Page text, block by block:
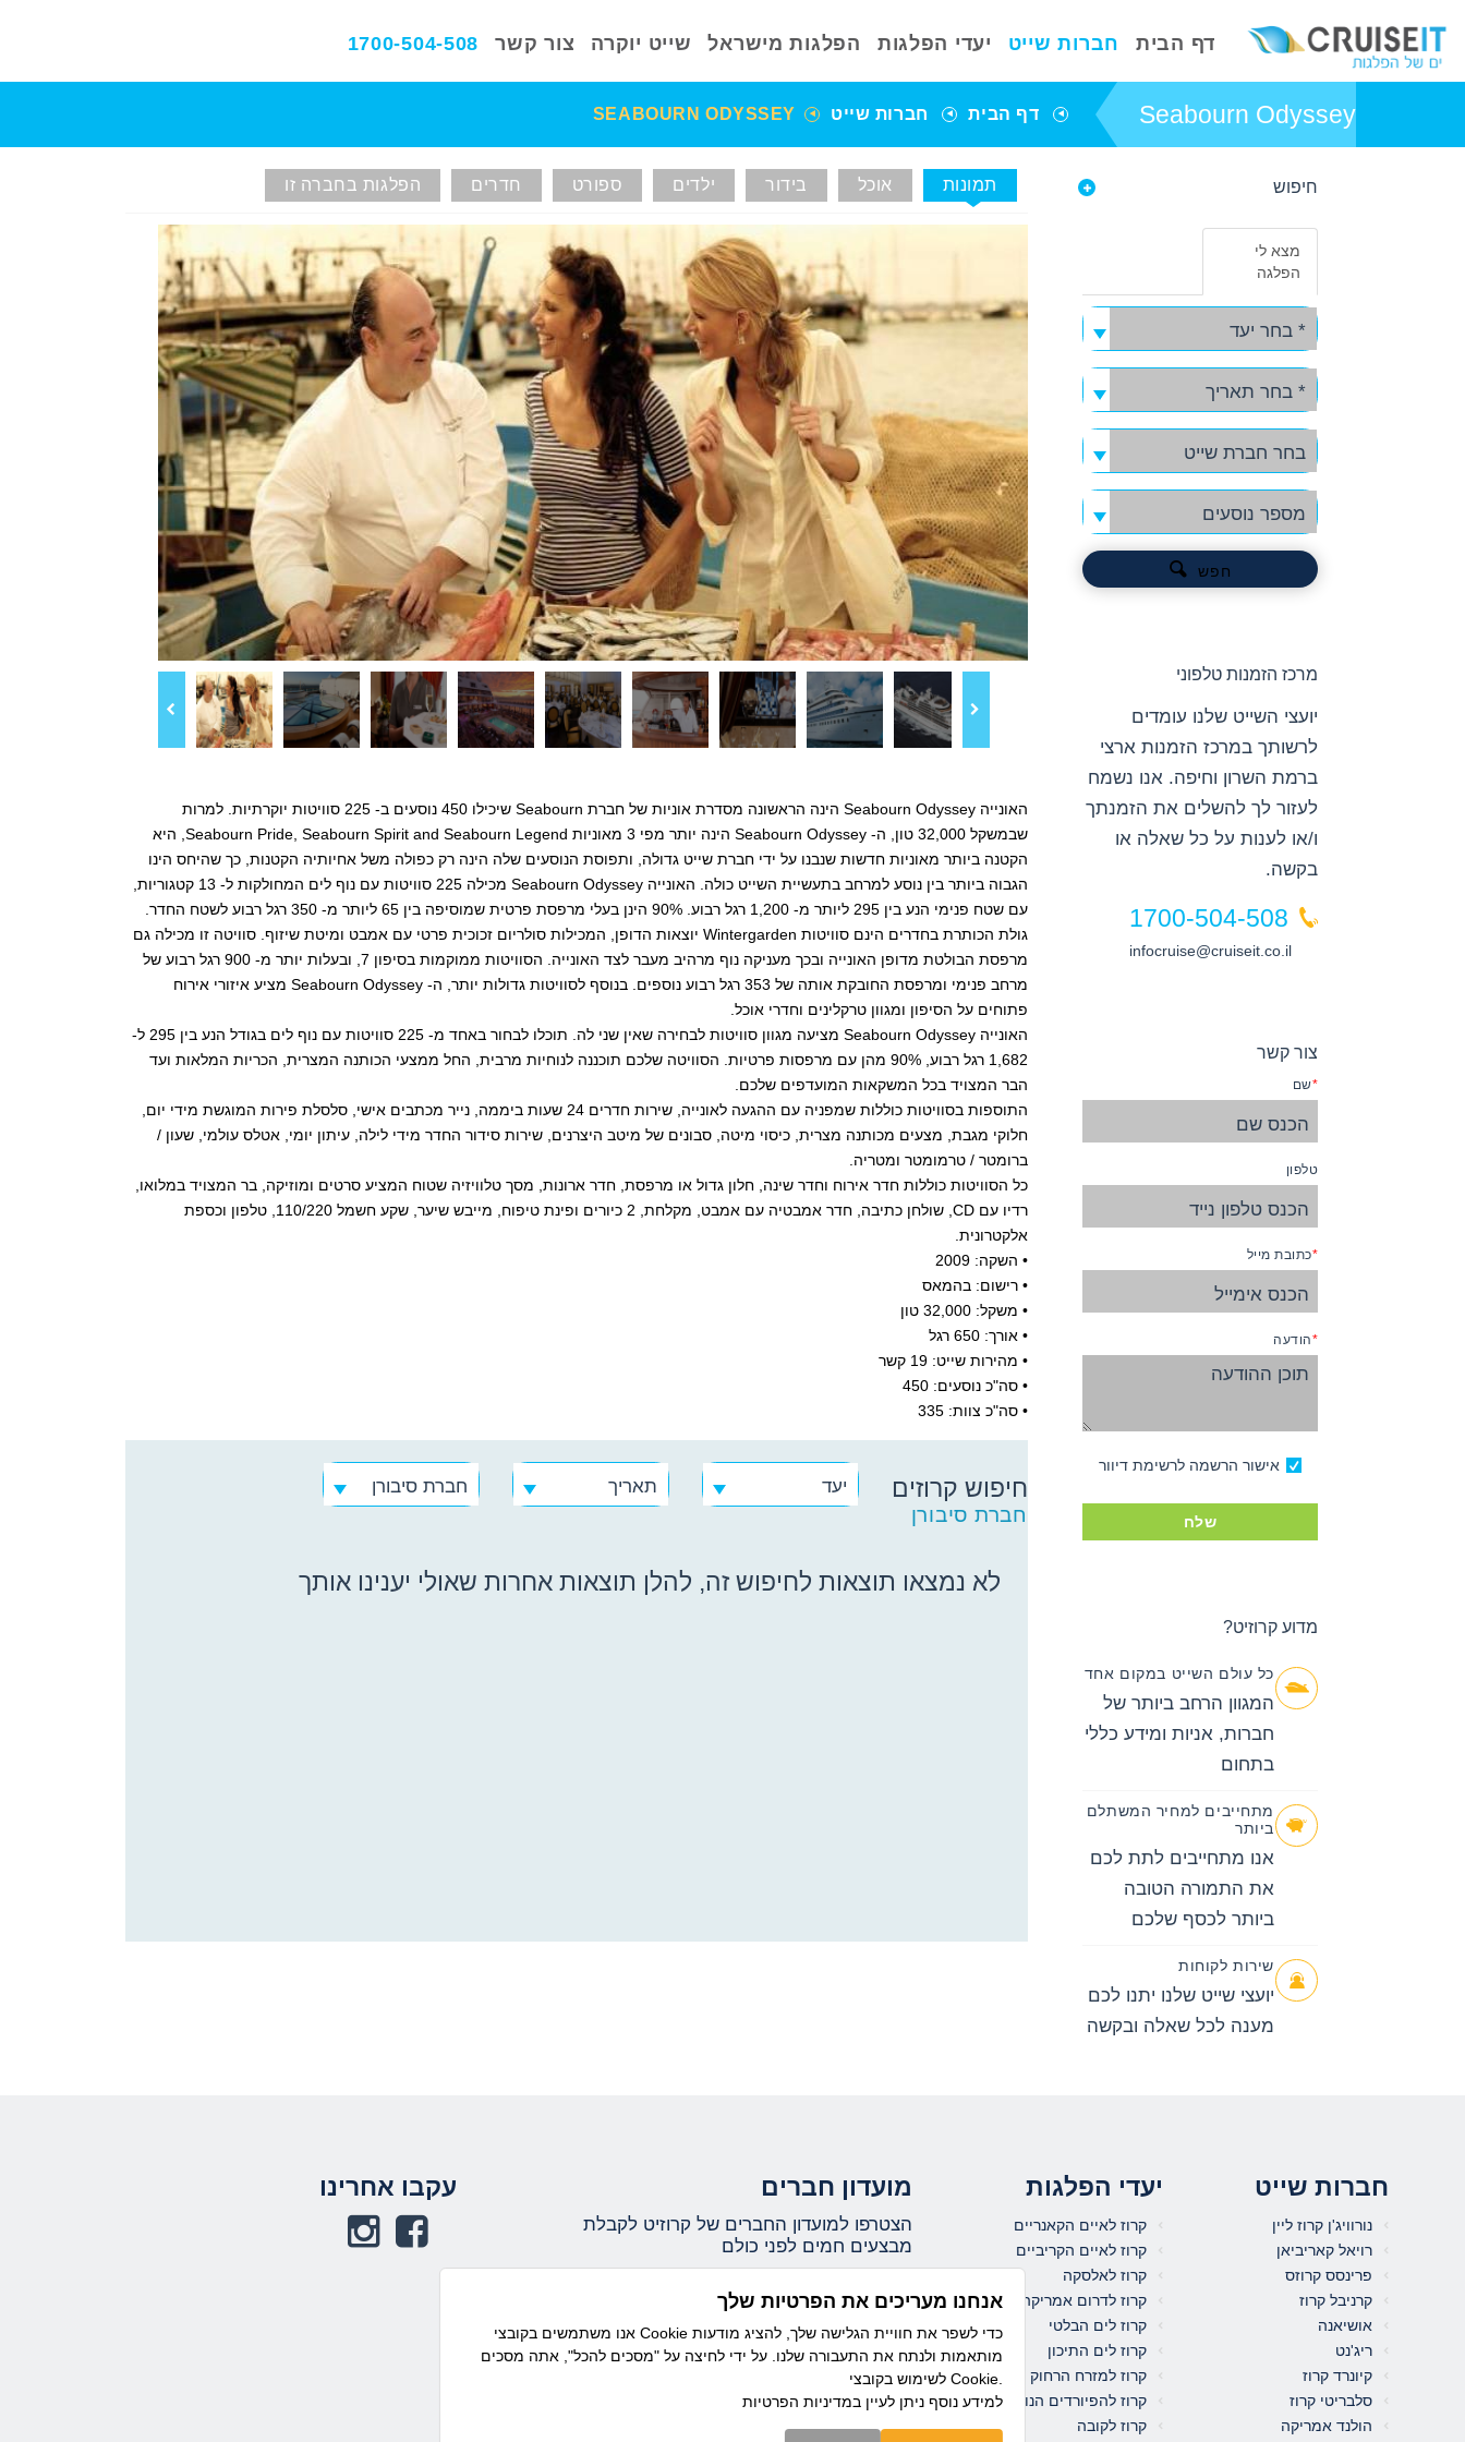
דף הבית חברות שייט יעדי הפלגות הפלגות מישראל שייט יוקרה צור קשר 1700-504-508
Seabourn Odyssey דף הבית חברות שייט SEABOURN ODYSSEY
חיפוש
מצא לי
הפלגה
* בחר יעד
* בחר תאריך
בחר חברת שייט
מספר נוסעים
חפש
מרכז הזמנות טלפוני
יועצי השייט שלנו עומדים
לרשותך במרכז הזמנות ארצי
ברמת השרון וחיפה. אנו נשמח
לעזור לך להשלים את הזמנתך
ו/או לענות על כל שאלה או
בקשה.
1700-504-508
infocruise@cruiseit.co.il
צור קשר
שם
טלפון
כתובת מייל
הודעה
אישור הרשמה לרשימת דיוור
שלח
מדוע קרוזיט?
כל עולם השייט במקום אחד
המגוון הרחב ביותר של
חברות, אניות ומידע כללי
בתחום
מתחייבים למחיר המשתלם
ביותר
אנו מתחייבים לתת לכם
את התמורה הטובה
ביותר לכסף שלכם
שירות לקוחות
יועצי שייט שלנו יתנו לכם
מענה לכל שאלה ובקשה
באפשרותך ללחוץ
תמונות אוכל בידור ילדים ספורט חדרים הפלגות בחברה זו
האונייה Seabourn Odyssey הינה הראשונה מסדרת אוניות של חברת Seabourn שיכילו 450 נוסעים ב- 225 סוויטות יוקרתיות. למרות
שבמשקל 32,000 טון, ה- Seabourn Odyssey הינה יותר מפי 3 מאוניות Seabourn Pride, Seabourn Spirit and Seabourn Legend, היא
הקטנה ביותר מאוניות חדשות שנבנו על ידי חברת שייט גדולה, ותפוסת הנוסעים שלה הינה רק כפולה משל אחיותיה הקטנות, כך שהיחס הינו
הגבוה ביותר בין נוסע למרחב בתעשיית השייט כולה. האונייה Seabourn Odyssey מכילה 225 סוויטות עם נוף לים המחולקות ל- 13 קטגוריות,
עם שטח פנימי הנע בין 295 ליותר מ- 1,200 רגל רבוע. 90% הינן בעלי מרפסת פרטית שמוסיפה בין 65 ליותר מ- 350 רגל רבוע לשטח החדר.
גולת הכותרת בחדרים הינם סוויטות Wintergarden יוצאות הדופן, המכילות סולריום זכוכית פרטי עם אמבט ומיטת שיזוף. סוויטה זו מכילה גם
מרפסת הבולטת מדופן האונייה ובכך מעניקה נוף מרהיב מעבר לצד האונייה. הסוויטות ממוקמות בסיפון 7, ובעלות יותר מ- 900 רגל רבוע של
מרחב פנימי ומרפסת החובקת אותה של 353 רגל רבוע נוספים. בנוסף לסוויטות גדולות יותר, ה- Seabourn Odyssey מציע איזורי אירוח
פתוחים על הסיפון ומגוון טרקלינים וחדרי אוכל.
האונייה Seabourn Odyssey מציעה מגוון סוויטות לבחירה שאין שני לה. תוכלו לבחור באחד מ- 225 סוויטות עם נוף לים בגודל הנע בין 295 ל-
1,682 רגל רבוע, 90% מהן עם מרפסות פרטיות. הסוויטה שלכם תוכננה לנוחיות מרבית, החל ממצעי הכותנה המצרית, הכריות המלאות ועד
הבר המצויד בכל המשקאות המועדפים שלכם.
התוספות בסוויטות כוללות שמפניה עם ההגעה לאונייה, שירות חדרים 24 שעות ביממה, נייר מכתבים אישי, סלסלת פירות המוגשת מידי יום,
חלוקי מגבת, מצעים מכותנה מצרית, כיסוי מיטה, סבונים של מיטב היצרנים, שירות סידור החדר מידי לילה, עיתון יומי, אטלס עולמי, שעון /
ברומטר / טרמומטר ומטריה.
כל הסוויטות כוללות חדר אירוח וחדר שינה, חלון גדול או מרפסת, חדר ארונות, מסך טלוויזיה שטוח המציע סרטים ומוזיקה, בר המצויד במלואו,
רדיו עם CD, שולחן כתיבה, חדר אמבטיה עם אמבט, מקלחת, 2 כיורים ופינת טיפוח, מייבש שיער, שקע חשמל 110/220, טלפון וכספת
אלקטרונית.
• השקה: 2009
• רישום: בהמאס
• משקל: 32,000 טון
• אורך: 650 רגל
• מהירות שייט: 19 קשר
• סה"כ נוסעים: 450
• סה"כ צוות: 335
חיפוש
חיפוש קרוזים
חברת סיבורן
יעד תאריך חברת סיבורן
לא נמצאו תוצאות לחיפוש זה, להלן תוצאות אחרות שאולי יענינו אותך
חברות שייט
נורוויג'ן קרוז ליין
רויאל קאריביאן
פרינסס קרוזס
קרניבל קרוז
אושיאנה
ריג'נט
קיונרד קרוז
סלבריטי קרוז
הולנד אמריקה
יעדי הפלגות
קרוז לאיים הקאנריים
קרוז לאיים הקריביים
קרוז לאלסקה
קרוז לדרום אמריקה
קרוז לים הבלטי
קרוז לים התיכון
קרוז למזרח הרחוק
קרוז להפיורדים הנורבגיים
קרוז לקובה
מועדון חברים
הצטרפו למועדון החברים של קרוזיט לקבלת
מבצעים חמים לפני כולם
אני מאשר/ת קבלת עדכונים ומידע שיווקי ממועדון
קרוזיט מבית דיזנהאוז, וידוע לי כי ניתן להסיר את
ההרשמה בכל עת.
עקבו אחרינו
אנחנו מעריכים את הפרטיות שלך
אנו משתמשים בקובצי Cookie כדי לשפר את חוויית הגלישה שלך, להציג מודעות
מותאמות ולנתח את התעבורה שלנו. על ידי לחיצה על "מסכים להכל", אתה מסכים
לשימוש בקובצי Cookie.
למידע נוסף ניתן לעיין במדיניות הפרטיות